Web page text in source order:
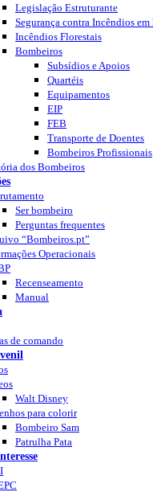
Legislação Estruturante
Segurança contra Incêndios
Incêndios Florestais
Bombeiros
Subsídios e Apoios
Quartéis
Equipamentos
EIP
FEB
Transporte de Doentes
Bombeiros Profissionais
dos Bombeiros
Ser bombeiro
Perguntas frequentes
“Bombeiros.pt”
Operacionais
Recenseamento
Manual
de comando
Walt Disney
para colorir
Bombeiro Sam
Patrulha Pata